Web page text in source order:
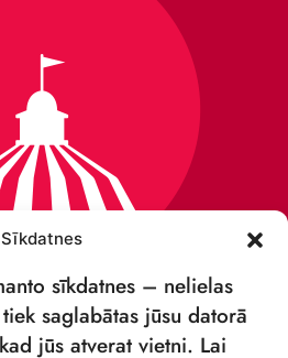
Sīkdatnes
sīkdatnes – nelielas
saglabātas jūsu datorā
jūs atverat vietni. Lai